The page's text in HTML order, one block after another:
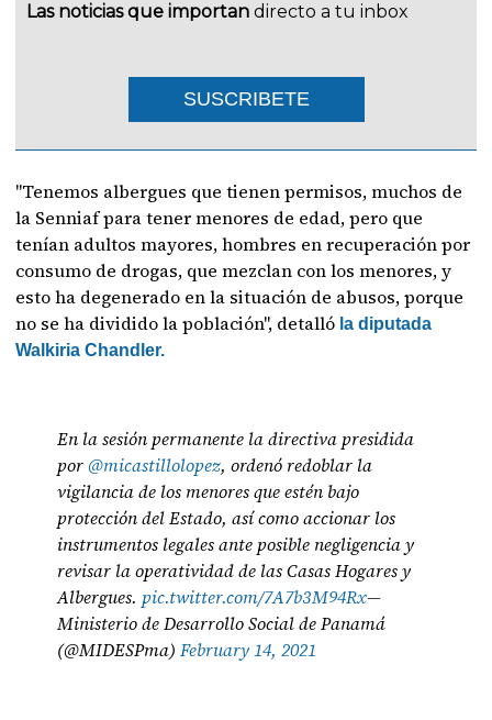
Las noticias que importan directo a tu inbox
SUSCRIBETE
"Tenemos albergues que tienen permisos, muchos de
la Senniaf para tener menores de edad, pero que
tenían adultos mayores, hombres en recuperación por
consumo de drogas, que mezclan con los menores, y
esto ha degenerado en la situación de abusos, porque
no se ha dividido la población", detalló la diputada
Walkiria Chandler.
En la sesión permanente la directiva presidida
por @micastillolopez, ordenó redoblar la
vigilancia de los menores que estén bajo
protección del Estado, así como accionar los
instrumentos legales ante posible negligencia y
revisar la operatividad de las Casas Hogares y
Albergues. pic.twitter.com/7A7b3M94Rx—
Ministerio de Desarrollo Social de Panamá
(@MIDESPma)February 14, 2021